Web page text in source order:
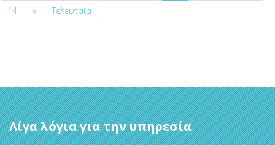
14
» Τελευταία
Λίγα λόγια για την υπηρεσία